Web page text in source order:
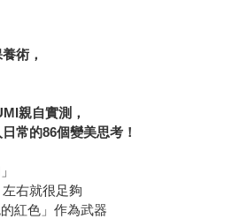
術，
親自實測，
常的86個變美思考！
右就很足夠
紅色」作為武器